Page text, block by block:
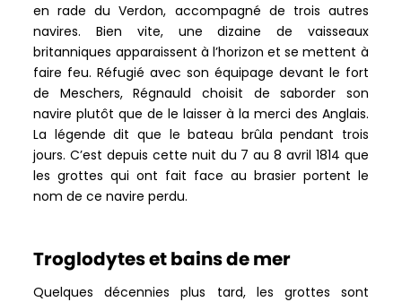
en rade du Verdon, accompagné de trois autres
navires. Bien vite, une dizaine de vaisseaux
britanniques apparaissent à l’horizon et se mettent à
faire feu. Réfugié avec son équipage devant le fort
de Meschers, Régnauld choisit de saborder son
navire plutôt que de le laisser à la merci des Anglais.
La légende dit que le bateau brûla pendant trois
jours. C’est depuis cette nuit du 7 au 8 avril 1814 que
les grottes qui ont fait face au brasier portent le
nom de ce navire perdu.
Troglodytes et bains de mer
Quelques décennies plus tard, les grottes sont